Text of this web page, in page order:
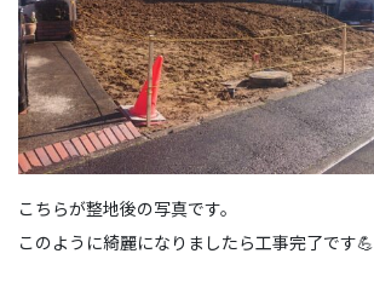
こちらが整地後の写真です。
このように綺麗になりましたら工事完了です💪